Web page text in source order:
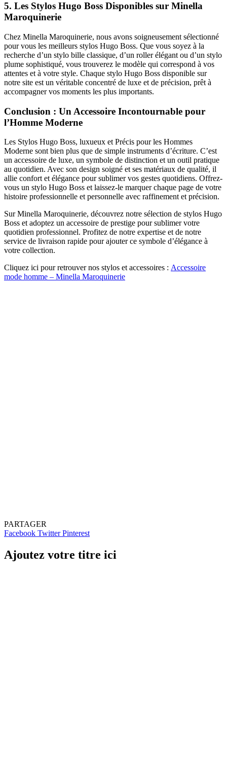
5. Les Stylos Hugo Boss Disponibles sur Minella
Maroquinerie
Chez Minella Maroquinerie, nous avons soigneusement sélectionné
pour vous les meilleurs stylos Hugo Boss. Que vous soyez à la
recherche d’un stylo bille classique, d’un roller élégant ou d’un stylo
plume sophistiqué, vous trouverez le modèle qui correspond à vos
attentes et à votre style. Chaque stylo Hugo Boss disponible sur
notre site est un véritable concentré de luxe et de précision, prêt à
accompagner vos moments les plus importants.
Conclusion : Un Accessoire Incontournable pour
l’Homme Moderne
Les Stylos Hugo Boss, luxueux et Précis pour les Hommes
Moderne sont bien plus que de simple instruments d’écriture. C’est
un accessoire de luxe, un symbole de distinction et un outil pratique
au quotidien. Avec son design soigné et ses matériaux de qualité, il
allie confort et élégance pour sublimer vos gestes quotidiens. Offrez-
vous un stylo Hugo Boss et laissez-le marquer chaque page de votre
histoire professionnelle et personnelle avec raffinement et précision.
Sur Minella Maroquinerie, découvrez notre sélection de stylos Hugo
Boss et adoptez un accessoire de prestige pour sublimer votre
quotidien professionnel. Profitez de notre expertise et de notre
service de livraison rapide pour ajouter ce symbole d’élégance à
votre collection.
Cliquez ici pour retrouver nos stylos et accessoires : Accessoire
mode homme – Minella Maroquinerie
PARTAGER
Facebook Twitter Pinterest
Ajoutez votre titre ici